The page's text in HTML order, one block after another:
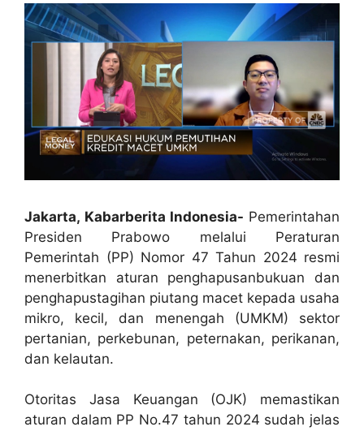
Jakarta, Kabarberita Indonesia- Pemerintahan
Presiden Prabowo melalui Peraturan
Pemerintah (PP) Nomor 47 Tahun 2024 resmi
menerbitkan aturan penghapusanbukuan dan
penghapustagihan piutang macet kepada usaha
mikro, kecil, dan menengah (UMKM) sektor
pertanian, perkebunan, peternakan, perikanan,
dan kelautan.
Otoritas Jasa Keuangan (OJK) memastikan
aturan dalam PP No.47 tahun 2024 sudah jelas